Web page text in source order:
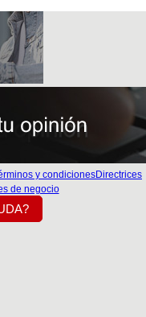
y condicionesDirectrices
de negocio